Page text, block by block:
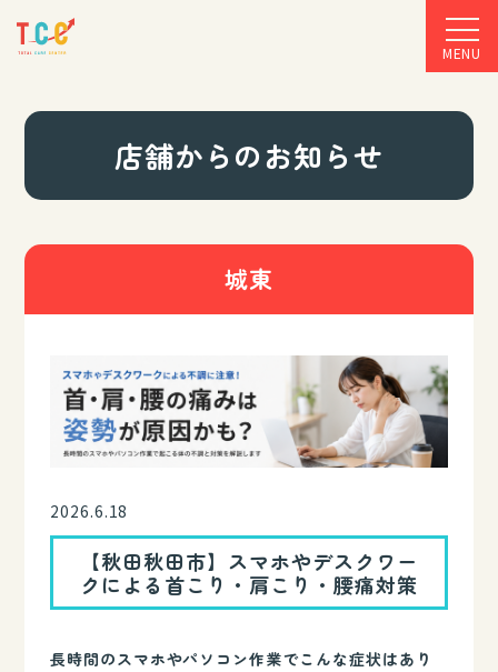
MENU
店舗からのお知らせ
城東
2026.6.18
【秋田秋田市】スマホやデスクワー
クによる首こり・肩こり・腰痛対策
長時間のスマホやパソコン作業でこんな症状はあり